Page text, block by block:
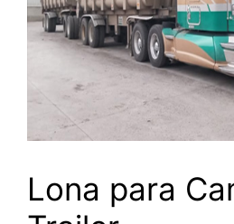
Lona para